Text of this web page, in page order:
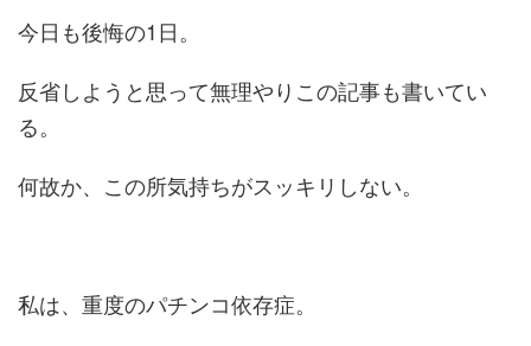
今日も後悔の1日。
反省しようと思って無理やりこの記事も書いてい
る。
何故か、この所気持ちがスッキリしない。
私は、重度のパチンコ依存症。